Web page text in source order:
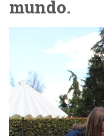
mundo.